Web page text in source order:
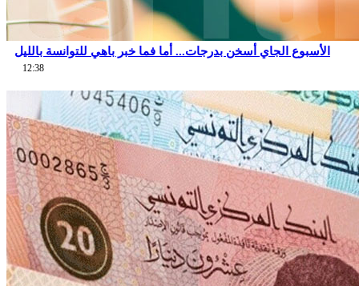
الأسبوع الجاي أسخن بدرجات... أما فما خبر باهي للتوانسة بالليل
12:38